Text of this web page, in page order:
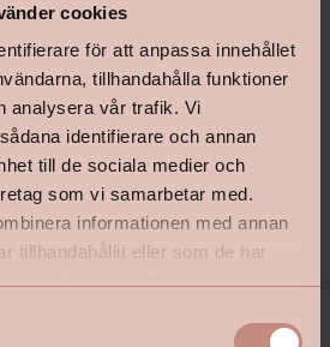
cookies
för att anpassa innehållet
tillhandahålla funktioner
analysera vår trafik. Vi
identifierare och annan
till de sociala medier och
som vi samarbetar med.
informationen med annan
tillhandahållit eller som de har
Pris från 199 kr